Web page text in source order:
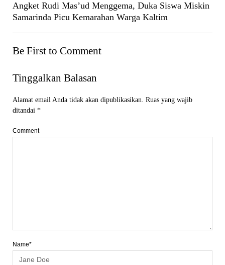
Angket Rudi Mas’ud Menggema, Duka Siswa Miskin
Samarinda Picu Kemarahan Warga Kaltim
Be First to Comment
Tinggalkan Balasan
Alamat email Anda tidak akan dipublikasikan. Ruas yang wajib
ditandai *
Comment
Name*